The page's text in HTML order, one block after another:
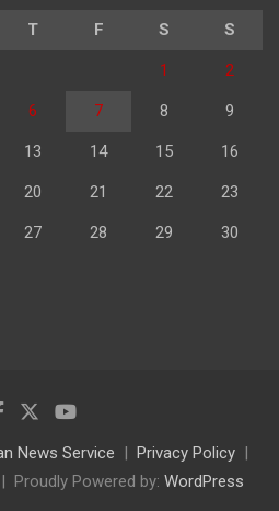
T F S S
1 2
6 7 8 9
13 14 15 16
20 21 22 23
27 28 29 30
News Service
Privacy Policy
Proudly Powered by: WordPress